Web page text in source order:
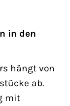
in den
hängt von
ab.
mit